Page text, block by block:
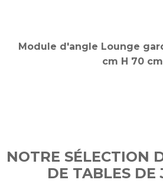
NOTRE SÉLECTION
DE TABLES DE